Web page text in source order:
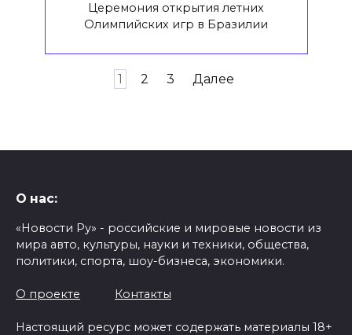
Церемония открытия летних
Олимпийских игр в Бразилии
1 2 3 Далее
О нас:
«Новости Ру» - российские и мировые новости из
мира авто, культуры, науки и техники, общества,
политики, спорта, шоу-бизнеса, экономики.
О проекте Контакты
Настоящий ресурс может содержать материалы 18+